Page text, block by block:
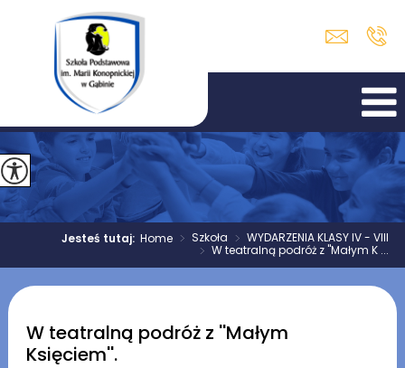
Jesteś tutaj:Home > Szkoła > WYDARZENIA KLASY IV - VIII
> W teatralną podróż z ''Małym K ...
W teatralną podróż z ''Małym
Księciem''.